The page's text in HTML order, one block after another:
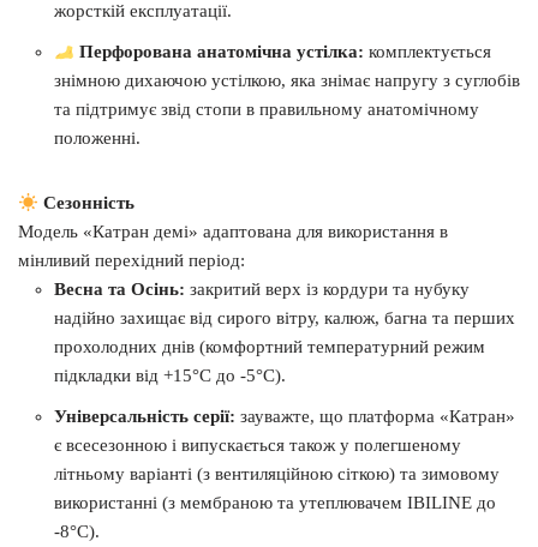
жорсткій експлуатації.
Перфорована анатомічна устілка: комплектується
знімною дихаючою устілкою, яка знімає напругу з суглобів
та підтримує звід стопи в правильному анатомічному
положенні.
Сезонність
Модель «Катран демі» адаптована для використання в
мінливий перехідний період:
Весна та Осінь: закритий верх із кордури та нубуку
надійно захищає від сирого вітру, калюж, багна та перших
прохолодних днів (комфортний температурний режим
підкладки від +15°C до -5°C).
Універсальність серії: зауважте, що платформа «Катран»
є всесезонною і випускається також у полегшеному
літньому варіанті (з вентиляційною сіткою) та зимовому
використанні (з мембраною та утеплювачем IBILINE до
-8°C).